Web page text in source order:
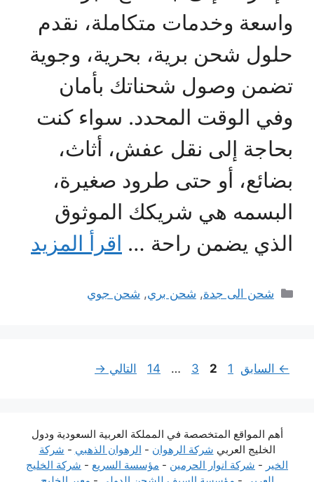
واسعة وخدمات متكاملة، نقدم
حلول شحن برية، بحرية، وجوية
تضمن وصول شحناتك بأمان
وفي الوقت المحدد. سواء كنت
بحاجة إلى نقل عفش، أثاث،
بضائع، أو حتى طرود صغيرة،
البسمه هي شريكك الموثوق
الذي يضمن راحة … اقرأ المزيد
التصنيفات
شحن الى جدة, شحن بري, شحن جوي
← السابق Page
1
Page
2
Page
3
…
Page
14 التالي →
أهم المواقع المتخصصة في المملكة العربية السعودية ودول
الخليج العربي شركة الرهوان - الرهوان الذهبي - شركة
الخير - شركة انوار الحرمين - مؤسسة السريع - شركة الخليج